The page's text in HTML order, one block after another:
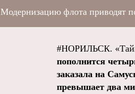
Модернизацию флота приводят
#НОРИЛЬСК.
пополнится
заказала на
превышает два